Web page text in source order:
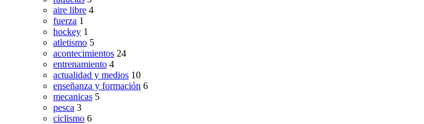
aire libre 4
fuerza 1
hockey 1
atletismo 5
acontecimientos 24
entrenamiento 4
actualidad y medios 10
enseñanza y formación 6
mecanicas 5
pesca 3
ciclismo 6